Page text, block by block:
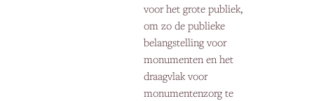
voor het grote publiek,
om zo de publieke
belangstelling voor
monumenten en het
draagvlak voor
monumentenzorg te